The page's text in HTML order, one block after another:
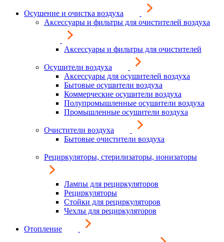
Осушение и очистка воздуха
Аксессуары и фильтры для очистителей воздуха
Аксессуары и фильтры для очистителей
Осушители воздуха
Аксессуары для осушителей воздуха
Бытовые осушители воздуха
Коммерческие осушители воздуха
Полупромышленные осушители воздуха
Промышленные осушители воздуха
Очистители воздуха
Бытовые очистители воздуха
Рециркуляторы, стерилизаторы, ионизаторы
Лампы для рециркуляторов
Рециркуляторы
Стойки для рециркуляторов
Чехлы для рециркуляторов
Отопление